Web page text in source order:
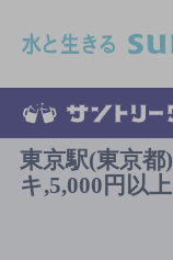
東京駅(東京都
キ,5,000円以